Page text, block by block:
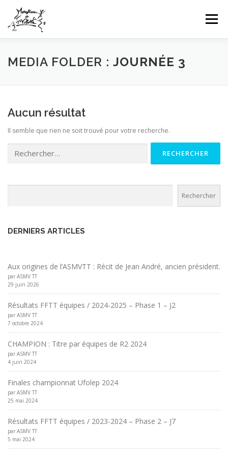
contenu
Menu
HOME INFOS CLUB GALERIES PHOTOS
CONTACT CONNEXION
MEDIA FOLDER : JOURNÉE 3
Aucun résultat
Il semble que rien ne soit trouvé pour votre recherche.
Rechercher
DERNIERS ARTICLES
Aux origines de l’ASMVTT : Récit de Jean André, ancien président.
par ASMV TT
29 juin 2026
Résultats FFTT équipes / 2024-2025 – Phase 1 – J2
par ASMV TT
7 octobre 2024
CHAMPION : Titre par équipes de R2 2024
par ASMV TT
4 juin 2024
Finales championnat Ufolep 2024
par ASMV TT
25 mai 2024
Résultats FFTT équipes / 2023-2024 – Phase 2 – J7
par ASMV TT
5 mai 2024